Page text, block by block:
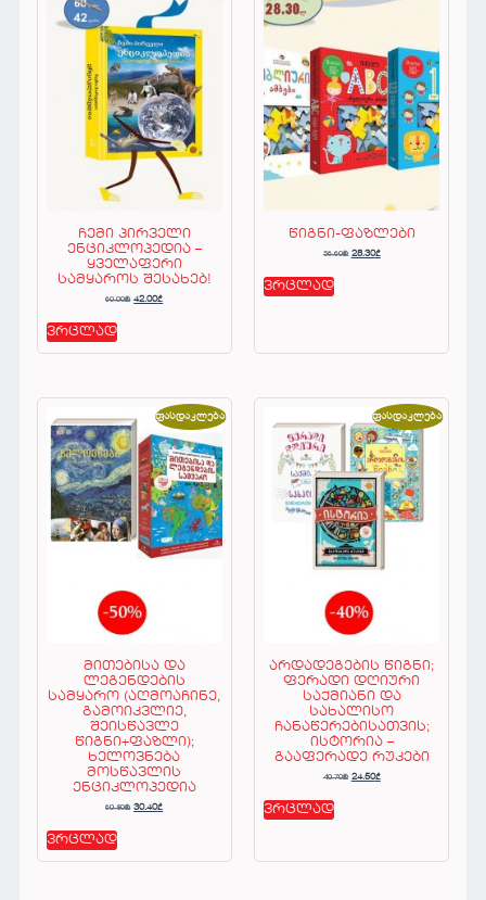
ჩემი პირველი
ენციკლოპედია –
ყველაფერი
სამყაროს შესახებ!
60.00₾ 42.00₾
ვრცლად
წიგნი-ფაზლები
56.60₾ 28.30₾
ვრცლად
ფასდაკლება!
მითებისა და
ლეგენდების
სამყარო (აღმოაჩინე,
გამოიკვლიე,
შეისწავლე
წიგნი+ფაზლი);
ხელოვნება
მოსწავლის
ენციკლოპედია
60.80₾ 30.40₾
ვრცლად
ფასდაკლება!
არდადეგების წიგნი;
ფერადი დღიური
საქმიანი და
სახალისო
ჩანაწერებისათვის;
ისტორია –
გააფერადე რუკები
40.70₾ 24.50₾
ვრცლად